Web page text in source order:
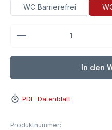
WC Barrierefrei
Produkt Anzahl: Gib
In den
PDF-Datenblatt
Produktnummer: